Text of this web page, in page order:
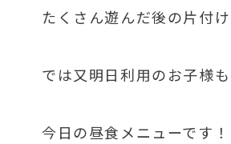
たくさん遊んだ後の片付
では又明日利用のお子様
今日の昼食メニューです！